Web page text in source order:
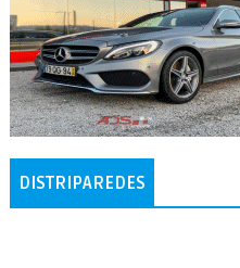
DISTRIPAREDES